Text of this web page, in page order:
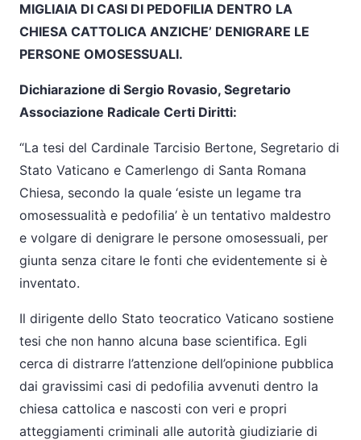
MIGLIAIA DI CASI DI PEDOFILIA DENTRO LA
CHIESA CATTOLICA ANZICHE’ DENIGRARE LE
PERSONE OMOSESSUALI.
Dichiarazione di Sergio Rovasio, Segretario
Associazione Radicale Certi Diritti:
“La tesi del Cardinale Tarcisio Bertone, Segretario di
Stato Vaticano e Camerlengo di Santa Romana
Chiesa, secondo la quale ‘esiste un legame tra
omosessualità e pedofilia’ è un tentativo maldestro
e volgare di denigrare le persone omosessuali, per
giunta senza citare le fonti che evidentemente si è
inventato.
Il dirigente dello Stato teocratico Vaticano sostiene
tesi che non hanno alcuna base scientifica. Egli
cerca di distrarre l’attenzione dell’opinione pubblica
dai gravissimi casi di pedofilia avvenuti dentro la
chiesa cattolica e nascosti con veri e propri
atteggiamenti criminali alle autorità giudiziarie di